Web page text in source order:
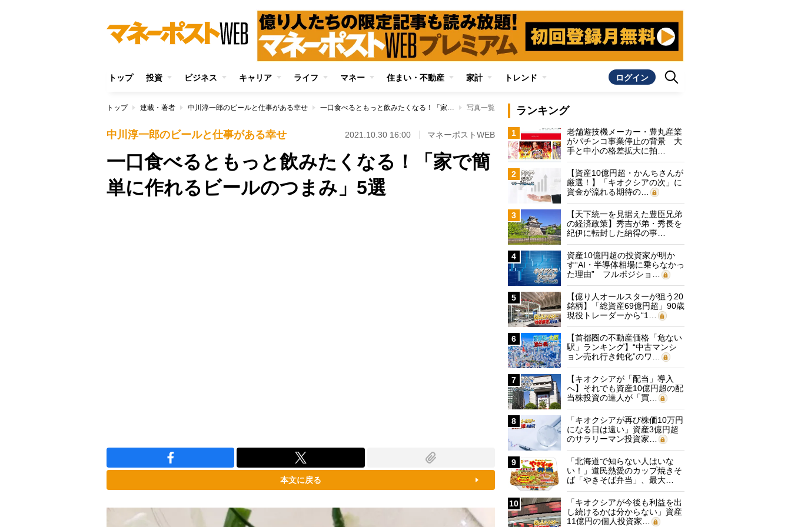
トップ 投資 ビジネス キャリア ライフ マネー 住まい・不動産 家計 トレンド ログイン
トップ 連載・著者 中川淳一郎のビールと仕事がある幸せ 一口食べるともっと飲みたくなる！「家で簡単に作れるビールのつまみ」5選 写真一覧
中川淳一郎のビールと仕事がある幸せ 2021.10.30 16:00 マネーポストWEB
一口食べるともっと飲みたくなる！「家で簡
単に作れるビールのつまみ」5選
本文に戻る
ランキング
1
老舗遊技機メーカー・豊丸産業
がパチンコ事業停止の背景 大
手と中小の格差拡大に拍…
2
【資産10億円超・かんちさんが
厳選！】「キオクシアの次」に
資金が流れる期待の…
3
【天下統一を見据えた豊臣兄弟
の経済政策】秀吉が弟・秀長を
紀伊に転封した納得の事…
4
資産10億円超の投資家が明か
す“AI・半導体相場に乗らなかっ
た理由” フルポジショ…
5
【億り人オールスターが狙う20
銘柄】「総資産69億円超」90歳
現役トレーダーから“1…
6
【首都圏の不動産価格「危ない
駅」ランキング】“中古マンシ
ョン売れ行き鈍化”のワ…
7
【キオクシアが「配当」導入
へ】それでも資産10億円超の配
当株投資の達人が「買…
8
「キオクシアが再び株価10万円
になる日は遠い」資産3億円超
のサラリーマン投資家…
9
「北海道で知らない人はいな
い！」道民熱愛のカップ焼きそ
ば「やきそば弁当」、最大…
10
「キオクシアが今後も利益を出
し続けるかは分からない」資産
11億円の個人投資家…